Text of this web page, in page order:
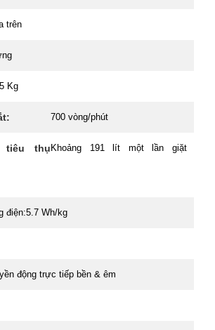
trên
Kg
700 vòng/phút
tiêu thụKhoảng 191 lít một lần giặt
điện:5.7 Wh/kg
động trực tiếp bền & êm